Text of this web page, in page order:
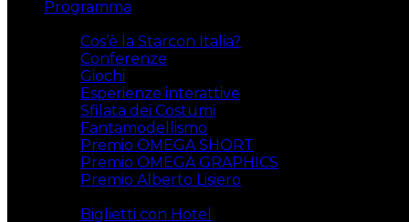
Programma
Cos’è la Starcon Italia?
Conferenze
Giochi
Esperienze interattive
Sfilata dei Costumi
Fantamodellismo
Premio OMEGA SHORT
Premio OMEGA GRAPHICS
Premio Alberto Lisiero
Biglietti con Hotel